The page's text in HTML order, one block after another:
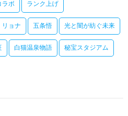
ラボ ランク上げ
リョナ 五条悟 光と闇が紡ぐ未来
白猫温泉物語 秘宝スタジアム